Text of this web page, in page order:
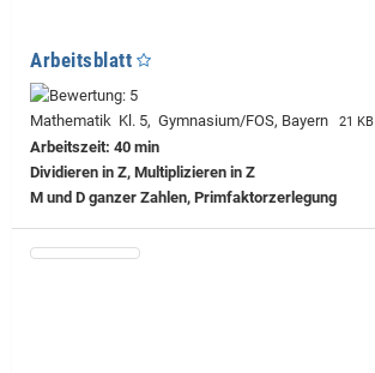
Arbeitsblatt
Mathematik Kl. 5, Gymnasium/FOS, Bayern 21 KB
Arbeitszeit: 40 min
Dividieren in Z, Multiplizieren in Z
M und D ganzer Zahlen, Primfaktorzerlegung